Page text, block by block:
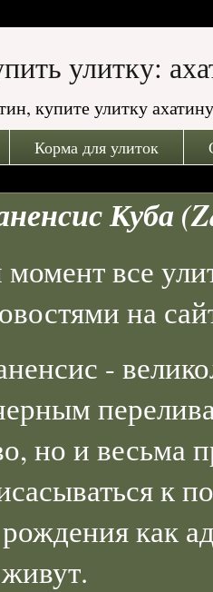
улитку:
купите улитку
Корма для улиток
Куба
все
на
-
но и весьма
к
как